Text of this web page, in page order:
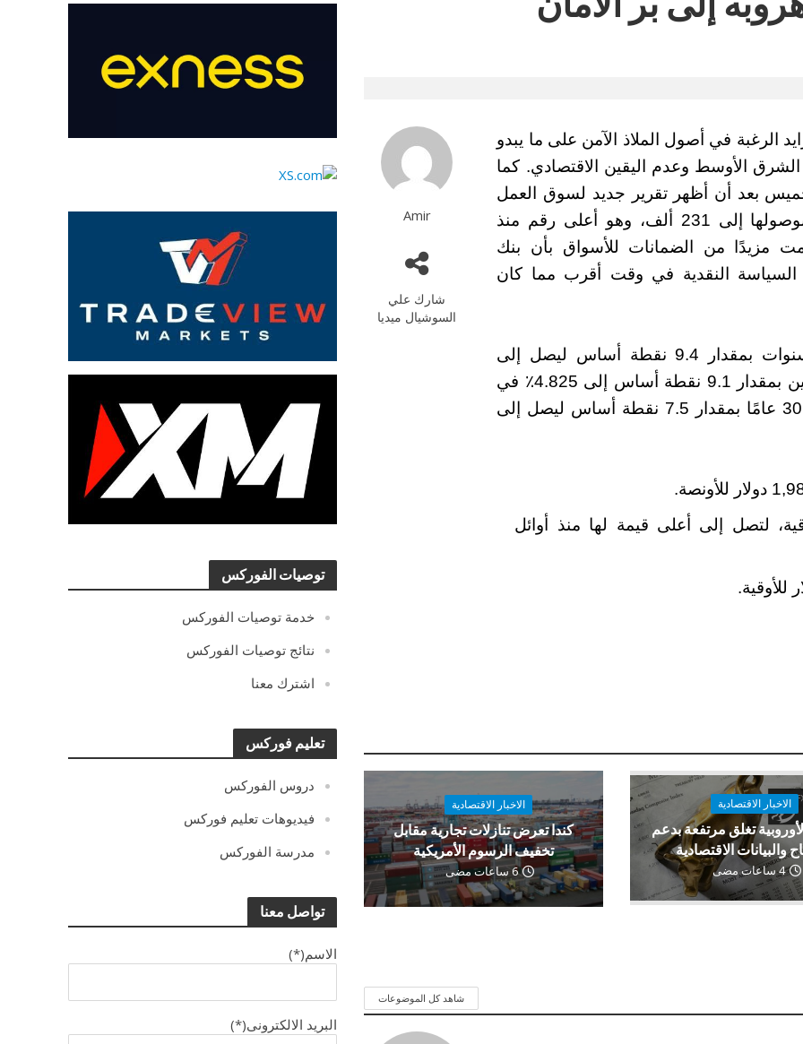
توصيات الفوركس
خدمة توصيات الفوركس
نتائج توصيات الفوركس
اشترك معنا
تعليم فوركس
دروس الفوركس
فيديوهات تعليم فوركس
مدرسة الفوركس
تواصل معنا
الاسم(*)
البريد الالكترونى(*)
Amir
شارك علي
السوشيال ميديا
الرغبة في أصول الملاذ الآمن على ما يبدو
الأوسط وعدم اليقين الاقتصادي. كما
بعد أن أظهر تقرير جديد لسوق العمل
أن عدد طلبات إعانة البطالة تجاوز التقديرات بوصولها إلى 231 ألف، وهو أعلى رقم منذ
مزيدًا من الضمانات للأسواق بأن بنك
السياسة النقدية في وقت أقرب مما كان
انخفض العائد على سندات الخزانة لأجل 10 سنوات بمقدار 9.4 نقطة أساس ليصل إلى
4.443%. انخفض العائد على السندات لأجل عامين بمقدار 9.1 نقطة أساس إلى 4.825٪ في
نفس الوقت. انخفض العائد على السندات لمدة 30 عامًا بمقدار 7.5 نقطة أساس ليصل إلى
23.97 دولارًا للأوقية، لتصل إلى أعلى قيمة لها منذ أوائل
الاخبار الاقتصادية
تغلق مرتفعة بدعم
والبيانات الاقتصادية
4 ساعات مضى
الاخبار الاقتصادية
كندا تعرض تنازلات تجارية مقابل
تخفيف الرسوم الأمريكية
6 ساعات مضى
شاهد كل الموضوعات